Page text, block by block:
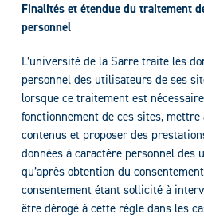
Finalités et étendue du traitement
personnel
L’université de la Sarre traite les
personnel des utilisateurs de ses
lorsque ce traitement est
fonctionnement de ces sites,
contenus et proposer des
données à caractère personnel des
qu’après obtention du
consentement étant sollicité à
être dérogé à cette règle dans les